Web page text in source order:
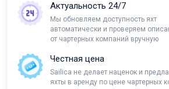
Актуальность 24/7
Мы обновляем доступность яхт
автоматически и проверяем
от чартерных компаний вручную
Честная цена
Sailica не делает наценок и
яхты в аренду по цене чартерных